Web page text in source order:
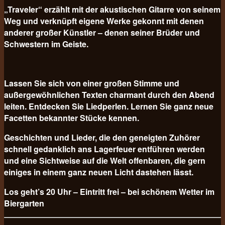
„Traveler“ erzählt mit der akustischen Gitarre von seinem
Weg und verknüpft eigene Werke gekonnt mit denen
anderer großer Künstler – denen seiner Brüder und
Schwestern im Geiste.
Lassen Sie sich von einer großen Stimme und
außergewöhnlichen Texten charmant durch den Abend
leiten. Entdecken Sie Liedperlen. Lernen Sie ganz neue
Facetten bekannter Stücke kennen.
Geschichten und Lieder, die den geneigten Zuhörer
schnell gedanklich ans Lagerfeuer entführen werden
und eine Sichtweise auf die Welt offenbaren, die gern
einiges in einem ganz neuen Licht dastehen lässt.
Los geht’s 20 Uhr – Eintritt frei – bei schönem Wetter im
Biergarten